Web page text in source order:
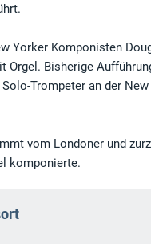
Yorker Komponisten
Bisherige
Trompeter an der
vom Londoner und
komponierte.